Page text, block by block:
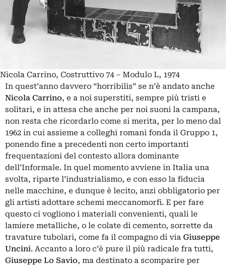
Nicola Carrino, Costruttivo 74 – Modulo L, 1974
In quest’anno davvero “horribilis” se n’è andato anche
Nicola Carrino, e a noi superstiti, sempre più tristi e
solitari, e in attesa che anche per noi suoni la campana,
non resta che ricordarlo come si merita, per lo meno dal
1962 in cui assieme a colleghi romani fonda il Gruppo 1,
ponendo fine a precedenti non certo importanti
frequentazioni del contesto allora dominante
dell’Informale. In quel momento avviene in Italia una
svolta, riparte l’industrialismo, e con esso la fiducia
nelle macchine, e dunque è lecito, anzi obbligatorio per
gli artisti adottare schemi meccanomorfi. E per fare
questo ci vogliono i materiali convenienti, quali le
lamiere metalliche, o le colate di cemento, sorrette da
travature tubolari, come fa il compagno di via Giuseppe
Uncini. Accanto a loro c’è pure il più radicale fra tutti,
Giuseppe Lo Savio, ma destinato a scomparire per